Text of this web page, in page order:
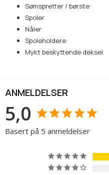
Sømspretter / børste
Spoler
Nåler
Spoleholdere
Mykt beskyttende deksel
ANMELDELSER
5,0
Basert på 5 anmeldelser